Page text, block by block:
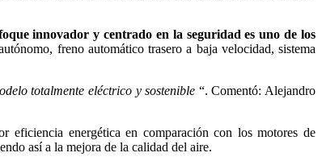
innovador y centrado en la seguridad es uno de los
freno automático trasero a baja velocidad, sistema
totalmente eléctrico y sostenible “. Comentó: Alejandro
eficiencia energética en comparación con los motores de
así a la mejora de la calidad del aire.